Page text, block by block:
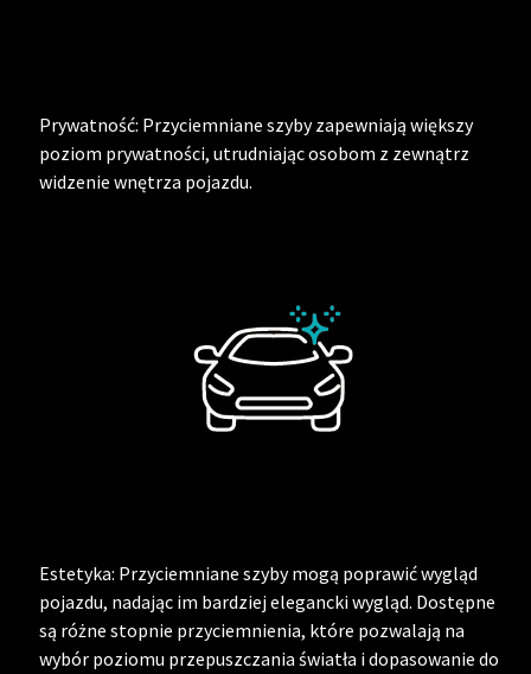
Prywatność: Przyciemniane szyby zapewniają większy
poziom prywatności, utrudniając osobom z zewnątrz
widzenie wnętrza pojazdu.
Estetyka: Przyciemniane szyby mogą poprawić wygląd
pojazdu, nadając im bardziej elegancki wygląd. Dostępne
są różne stopnie przyciemnienia, które pozwalają na
wybór poziomu przepuszczania światła i dopasowanie do